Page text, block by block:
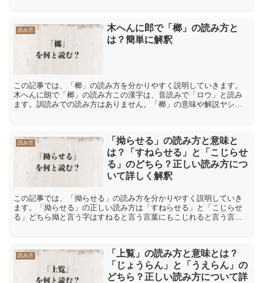
読み方
木へんに郎で「榔」の読み方と
は？簡単に解釈
この記事では、「榔」の読み方を分かりやすく説明していきます。
木へんに朗で「榔」の読み方この漢字は、音読みで「ロウ」と読み
ます。訓読みでの読み方はありません。「榔」の意味や解説ヤシ科
読み方
「拗らせる」の読み方と意味と
は？「すねらせる」と「こじらせ
る」のどちら？正しい読み方につ
いて詳しく解釈
この記事では、「拗らせる」の読み方を分かりやすく説明していき
ます。「拗らせる」の正しい読み方は「すねらせる」と「こじらせ
る」どちら拗と言う字はすねると言う言葉にもこじれると言う言葉
読み方
「上覧」の読み方と意味とは？
「じょうらん」と「うえらん」の
どちら？正しい読み方について詳